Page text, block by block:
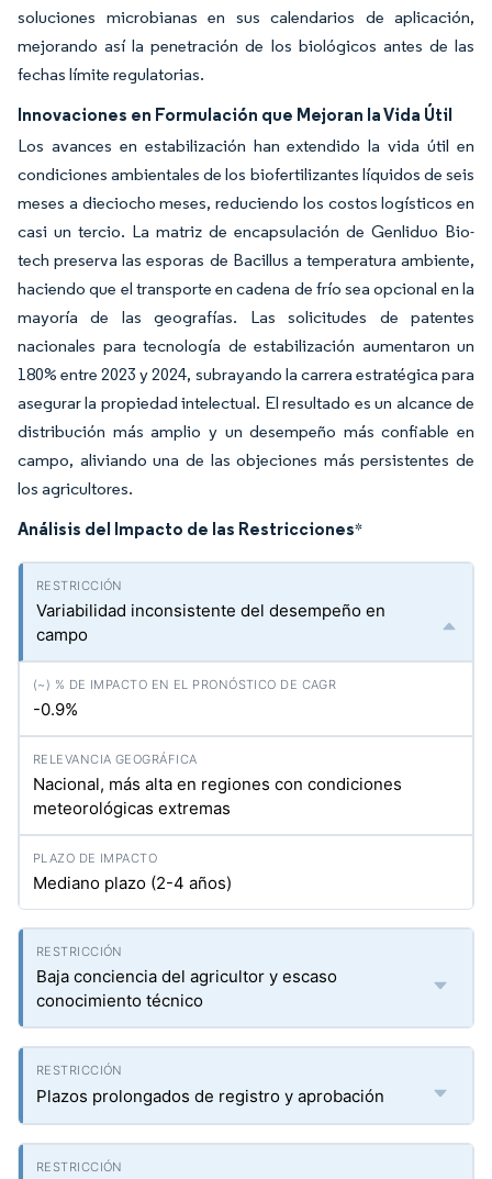
soluciones microbianas en sus calendarios de aplicación,
mejorando así la penetración de los biológicos antes de las
fechas límite regulatorias.
Innovaciones en Formulación que Mejoran la Vida Útil
Los avances en estabilización han extendido la vida útil en
condiciones ambientales de los biofertilizantes líquidos de seis
meses a dieciocho meses, reduciendo los costos logísticos en
casi un tercio. La matriz de encapsulación de Genliduo Bio-
tech preserva las esporas de Bacillus a temperatura ambiente,
haciendo que el transporte en cadena de frío sea opcional en la
mayoría de las geografías. Las solicitudes de patentes
nacionales para tecnología de estabilización aumentaron un
180% entre 2023 y 2024, subrayando la carrera estratégica para
asegurar la propiedad intelectual. El resultado es un alcance de
distribución más amplio y un desempeño más confiable en
campo, aliviando una de las objeciones más persistentes de
los agricultores.
Análisis del Impacto de las Restricciones*
Variabilidad inconsistente del desempeño en
campo
-0.9%
Nacional, más alta en regiones con condiciones
meteorológicas extremas
Mediano plazo (2-4 años)
Baja conciencia del agricultor y escaso
conocimiento técnico
Plazos prolongados de registro y aprobación